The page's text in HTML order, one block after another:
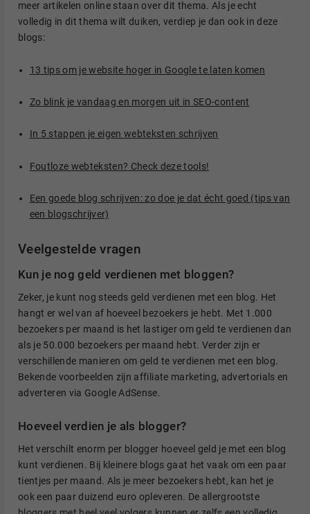
meer artikelen online staan over dit thema. Als je echt
volledig in dit thema wilt duiken, verdiep je dan ook in deze
blogs:
13 tips om je website hoger in Google te laten komen
Zo blink je vandaag en morgen uit in SEO-content
In 5 stappen je eigen webteksten schrijven
Foutloze webteksten? Check deze tools!
Een goede blog schrijven: zo doe je dat écht goed (tips van
een blogschrijver)
Veelgestelde vragen
Kun je nog geld verdienen met bloggen?
Zeker, je kunt nog steeds geld verdienen met een blog. Het
hangt er wel van af hoeveel bezoekers je hebt. Met 1.000
bezoekers per maand is het lastiger om geld te verdienen dan
als je 50.000 bezoekers per maand hebt. Verder zijn er
verschillende manieren om geld te verdienen met een blog.
Bekende voorbeelden zijn affiliate marketing, advertorials en
adverteren via Google AdSense.
Hoeveel verdien je als blogger?
Het verschilt enorm per blogger hoeveel geld je met een blog
kunt verdienen. Bij kleinere blogs gaat het vaak om een paar
tientjes per maand. Als je meer bezoekers hebt, kan het je
ook een paar duizend euro opleveren. De allergrootste